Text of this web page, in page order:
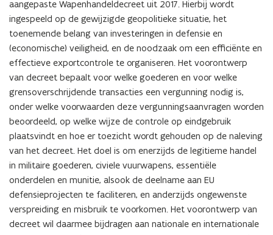
aangepaste Wapenhandeldecreet uit 2017. Hierbij wordt
ingespeeld op de gewijzigde geopolitieke situatie, het
toenemende belang van investeringen in defensie en
(economische) veiligheid, en de noodzaak om een efficiënte en
effectieve exportcontrole te organiseren. Het voorontwerp
van decreet bepaalt voor welke goederen en voor welke
grensoverschrijdende transacties een vergunning nodig is,
onder welke voorwaarden deze vergunningsaanvragen worden
beoordeeld, op welke wijze de controle op eindgebruik
plaatsvindt en hoe er toezicht wordt gehouden op de naleving
van het decreet. Het doel is om enerzijds de legitieme handel
in militaire goederen, civiele vuurwapens, essentiële
onderdelen en munitie, alsook de deelname aan EU
defensieprojecten te faciliteren, en anderzijds ongewenste
verspreiding en misbruik te voorkomen. Het voorontwerp van
decreet wil daarmee bijdragen aan nationale en internationale